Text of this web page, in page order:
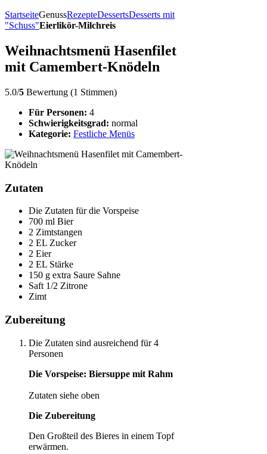
StartseiteGenussRezepteDessertsDesserts mit
"Schuss"Eierlikör-Milchreis
Weihnachtsmenü Hasenfilet
mit Camembert-Knödeln
5.0/5 Bewertung (1 Stimmen)
Für Personen: 4
Schwierigkeitsgrad: normal
Kategorie: Festliche Menüs
Zutaten
Die Zutaten für die Vorspeise
700 ml Bier
2 Zimtstangen
2 EL Zucker
2 Eier
2 EL Stärke
150 g extra Saure Sahne
Saft 1/2 Zitrone
Zimt
Zubereitung
Die Zutaten sind ausreichend für 4
Personen
Die Vorspeise: Biersuppe mit Rahm
Zutaten siehe oben
Die Zubereitung
Den Großteil des Bieres in einem Topf
erwärmen.